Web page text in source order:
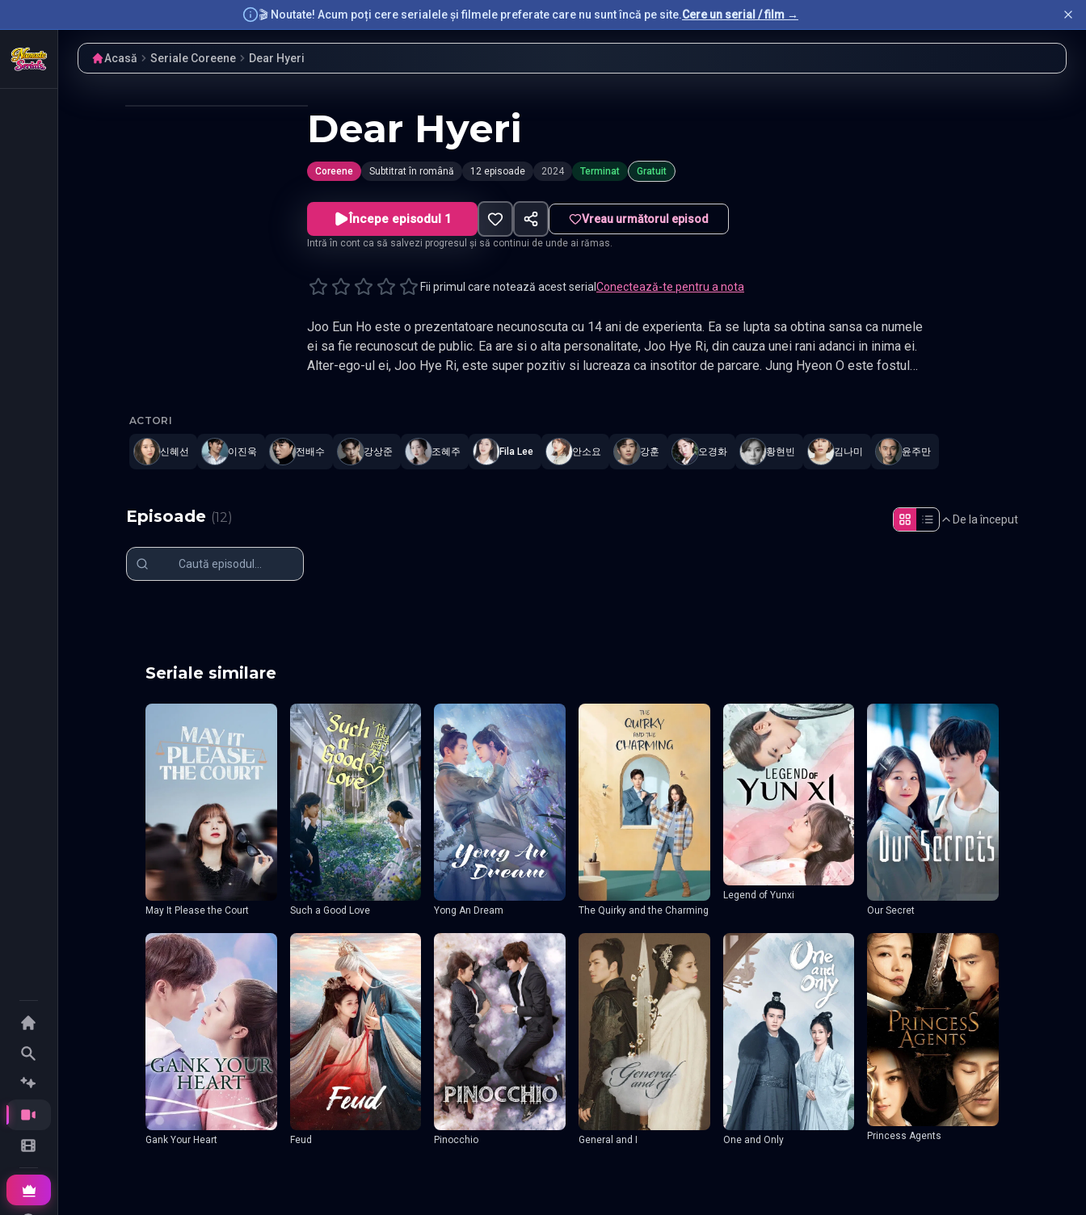
🎬 Noutate! Acum poți cere serialele și filmele preferate care nu sunt încă pe site.Cere un serial / film →
Acasă Seriale Coreene Dear Hyeri
Dear Hyeri
Coreene Subtitrat în română 12 episoade 2024 Terminat Gratuit
Începe episodul 1 Vreau următorul episod
Intră în cont ca să salvezi progresul și să continui de unde ai rămas.
Fii primul care notează acest serial Conectează-te pentru a nota
Joo Eun Ho este o prezentatoare necunoscuta cu 14 ani de experienta. Ea se lupta sa obtina sansa ca numele
ei sa fie recunoscut de public. Ea are si o alta personalitate, Joo Hye Ri, din cauza unei rani adanci in inima ei.
Alter-ego-ul ei, Joo Hye Ri, este super pozitiv si lucreaza ca insotitor de parcare. Jung Hyeon O este fostul
si Jung Hyeon O se reunesc si se ajuta reciproc sa-si vindece ranile. Gen Romantic, Drama Actori: Shin Hye-
sun, Lee Jin-wook, Kang Hoon, Jo Hye-joo, Kang Sang-joon
ACTORI
신혜선 이진욱 전배수 강상준 조혜주 Fila Lee 안소요 강훈 오경화 황현빈 김나미 윤주만
Episoade (12) De la început
Seriale similare
May It Please the Court Such a Good Love Yong An Dream The Quirky and the Charming
Legend of Yunxi
Our Secret
Gank Your Heart Feud Pinocchio General and I One and Only Princess Agents